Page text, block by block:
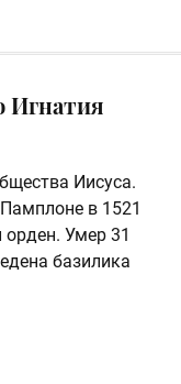
Игнатия
Иисуса.
в 1521
орден. Умер 31
базилика